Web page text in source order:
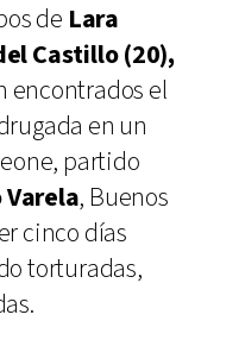
de Lara
Castillo (20),
encontrados el
en un
partido
, Buenos
cinco días
torturadas,